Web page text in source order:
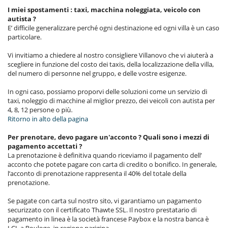
I miei spostamenti : taxi, macchina noleggiata, veicolo con
autista ?
E’ difficile generalizzare perché ogni destinazione ed ogni villa è un caso
particolare.
Vi invitiamo a chiedere al nostro consigliere Villanovo che vi aiuterà a
scegliere in funzione del costo dei taxis, della localizzazione della villa,
del numero di personne nel gruppo, e delle vostre esigenze.
In ogni caso, possiamo proporvi delle soluzioni come un servizio di
taxi, noleggio di macchine al miglior prezzo, dei veicoli con autista per
4, 8, 12 persone o più.
Ritorno in alto della pagina
Per prenotare, devo pagare un'acconto ? Quali sono i mezzi di
pagamento accettati ?
La prenotazione è definitiva quando riceviamo il pagamento dell’
acconto che potete pagare con carta di credito o bonifico. In generale,
l’acconto di prenotazione rappresenta il 40% del totale della
prenotazione.
Se pagate con carta sul nostro sito, vi garantiamo un pagamento
securizzato con il certificato Thawte SSL. Il nostro prestatario di
pagamento in linea è la società francese Paybox e la nostra banca è